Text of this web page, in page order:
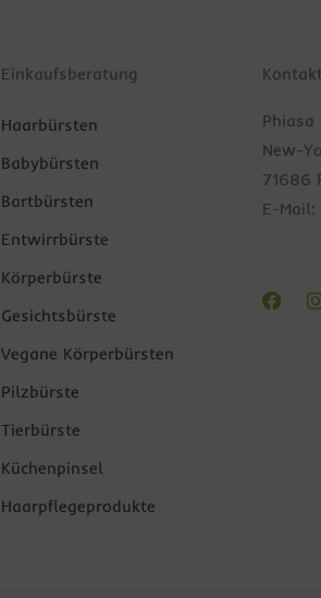
Einkaufsberatung
Haarbürsten
Babybürsten
Bartbürsten
Entwirrbürste
Körperbürste
Gesichtsbürste
Vegane Körperbürsten
Pilzbürste
Tierbürste
Küchenpinsel
Haarpflegeprodukte
Kontakt
Phiasa
New-
71686
E-Mail: